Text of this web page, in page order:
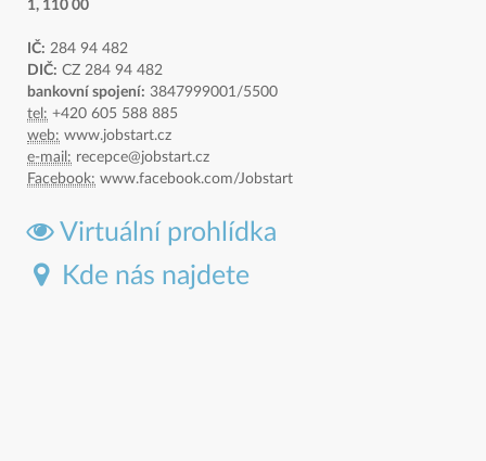
1, 110 00
IČ: 284 94 482
DIČ: CZ 284 94 482
bankovní spojení: 3847999001/5500
tel: +420 605 588 885
web: www.jobstart.cz
e-mail: recepce@jobstart.cz
Facebook: www.facebook.com/Jobstart
Virtuální prohlídka
Kde nás najdete